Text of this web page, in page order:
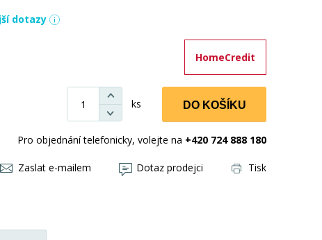
dotazy
HomeCredit
ks DO KOŠÍKU
Pro objednání telefonicky, volejte na +420 724 888 180
Zaslat e-mailem Dotaz prodejci Tisk